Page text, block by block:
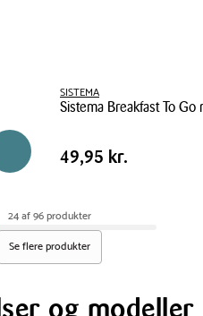
Reservér i butik
SISTEMA
Sistema Breakfast To
Breakfast
minty
0,53
liter
Pris
Pris 49,95 kr.
49,95 kr.
24 af 96 produkter
Se flere produkter
og modeller